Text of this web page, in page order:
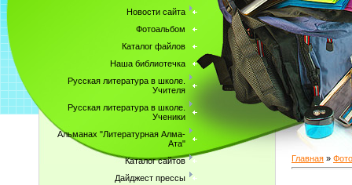
Новости сайта
Фотоальбом
Каталог файлов
Наша библиотечка
Русская литература в школе.
Учителя
Русская литература в школе.
Ученики
Альманах "Литературная Алма-
Ата"
Каталог сайтов
Дайджест прессы
Главная »